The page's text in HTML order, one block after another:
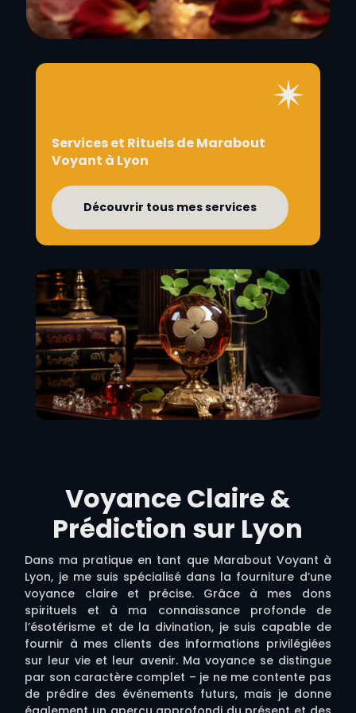
Services et Rituels de Marabout
Voyant à Lyon
Découvrir tous mes services
Voyance Claire &
Prédiction sur Lyon
Dans ma pratique en tant que Marabout Voyant à
Lyon, je me suis spécialisé dans la fourniture d’une
voyance claire et précise. Grâce à mes dons
spirituels et à ma connaissance profonde de
l’ésotérisme et de la divination, je suis capable de
fournir à mes clients des informations privilégiées
sur leur vie et leur avenir. Ma voyance se distingue
par son caractère complet – je ne me contente pas
de prédire des événements futurs, mais je donne